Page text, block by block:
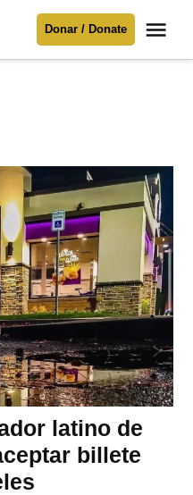
necesitamos
Donar / Donate
latino de
billete